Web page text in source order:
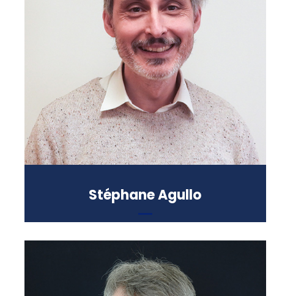
Stéphane Agullo
Professeur de philosophie
Formation :
Doctorat en philosophie
(Internationale Akademie für
Philosophie, Liechtenstein),
Agrégation de philosophie